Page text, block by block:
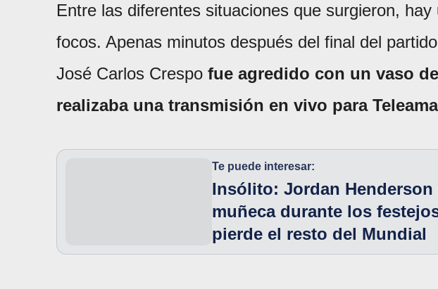
Entre las diferentes situaciones que surgieron,
focos. Apenas minutos después del final del
José Carlos Crespo fue agredido con un vaso
realizaba una transmisión en vivo para
Te puede interesar:
Insólito: Jordan Henderson
muñeca durante los
pierde el resto del Mundial